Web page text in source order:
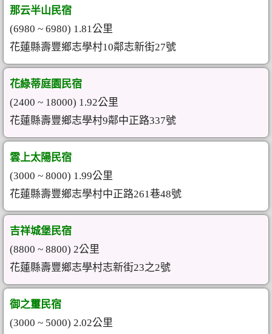
那云半山民宿
(6980 ~ 6980) 1.81公里
花蓮縣壽豐鄉志學村10鄰志新街27號
花綠蒂庭園民宿
(2400 ~ 18000) 1.92公里
花蓮縣壽豐鄉志學村9鄰中正路337號
雲上太陽民宿
(3000 ~ 8000) 1.99公里
花蓮縣壽豐鄉志學村中正路261巷48號
吉祥城堡民宿
(8800 ~ 8800) 2公里
花蓮縣壽豐鄉志學村志新街23之2號
御之璽民宿
(3000 ~ 5000) 2.02公里